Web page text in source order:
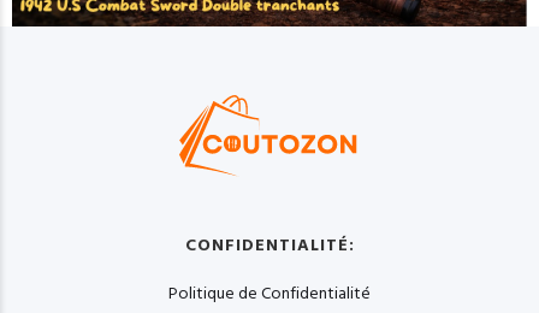
CONFIDENTIALITÉ:
Politique de Confidentialité